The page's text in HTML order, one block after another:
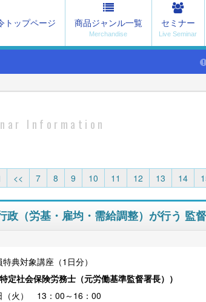
トップページ 商品ジャンル一覧 セミナー
Information
<< 7 8 9 10 11 12 13 14
（労基・雇均・需給調整）が行う 監
典対象講座（1日分）
特定社会保険労務士（元労働基準監督署長） ）
（火） 13：00～16：00